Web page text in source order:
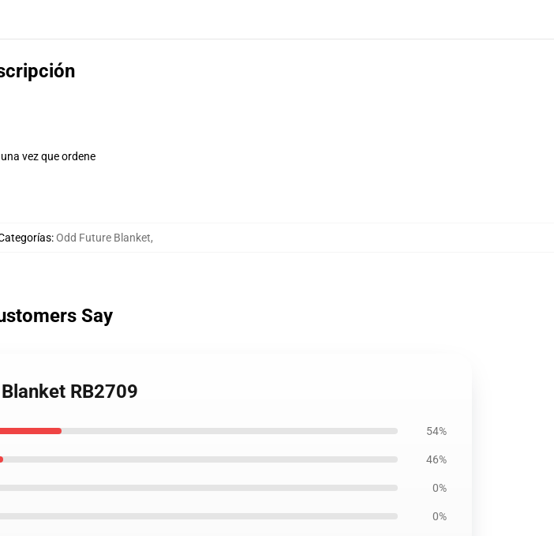
vez que ordene
:Odd Future Blanket,
Say
RB2709
54%
46%
0%
0%